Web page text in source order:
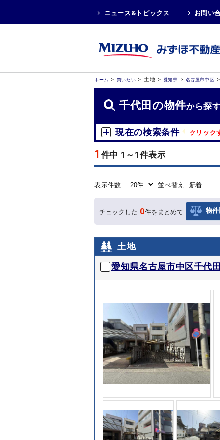
ニュース&トピックス お問い
ホーム > 買いたい > 土地 > 愛知県 > 名古屋市中区 >
千代田の物件から探
現在の検索条件 クリック
1 件中 1～1件表示
表示件数 並べ替え
チェックした 0件をまとめて 物件
土地
愛知県名古屋市中区千代